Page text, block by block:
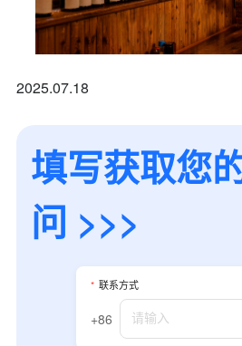
2025.07.18
填写获取您
问 >>>
* 联系方式
+86